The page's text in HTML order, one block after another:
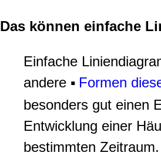
Das können einfache
Einfache
andere ▪ Formen
besonders gut einen
Entwicklung einer
bestimmten Zeitraum.